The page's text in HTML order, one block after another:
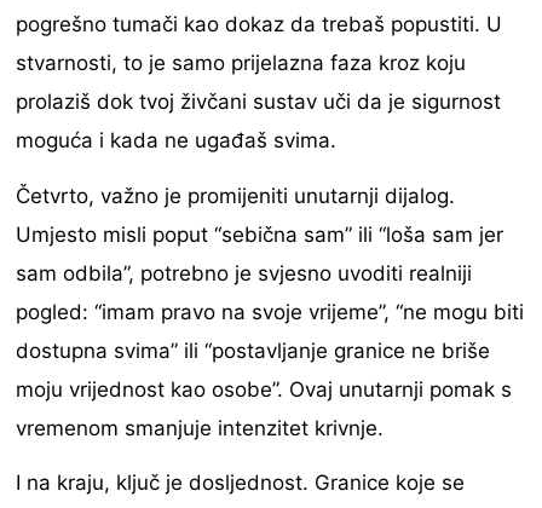
pogrešno tumači kao dokaz da trebaš popustiti. U
stvarnosti, to je samo prijelazna faza kroz koju
prolaziš dok tvoj živčani sustav uči da je sigurnost
moguća i kada ne ugađaš svima.
Četvrto, važno je promijeniti unutarnji dijalog.
Umjesto misli poput “sebična sam” ili “loša sam jer
sam odbila”, potrebno je svjesno uvoditi realniji
pogled: “imam pravo na svoje vrijeme”, “ne mogu biti
dostupna svima” ili “postavljanje granice ne briše
moju vrijednost kao osobe”. Ovaj unutarnji pomak s
vremenom smanjuje intenzitet krivnje.
I na kraju, ključ je dosljednost. Granice koje se